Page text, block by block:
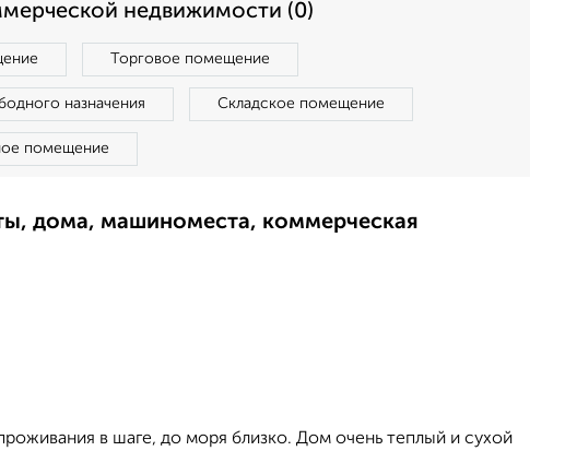
недвижимости (0)
Торговое помещение
назначения Складское помещение
помещение
дома, машиноместа, коммерческая
в шаге, до моря близко. Дом очень теплый и сухой